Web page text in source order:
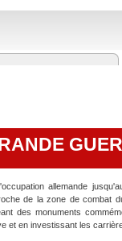
allemande
de la zone de combat
des monuments
et en investissant les